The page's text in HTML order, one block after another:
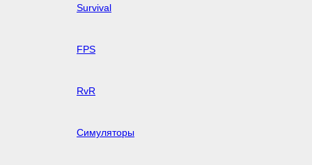
Survival
FPS
RvR
Симуляторы